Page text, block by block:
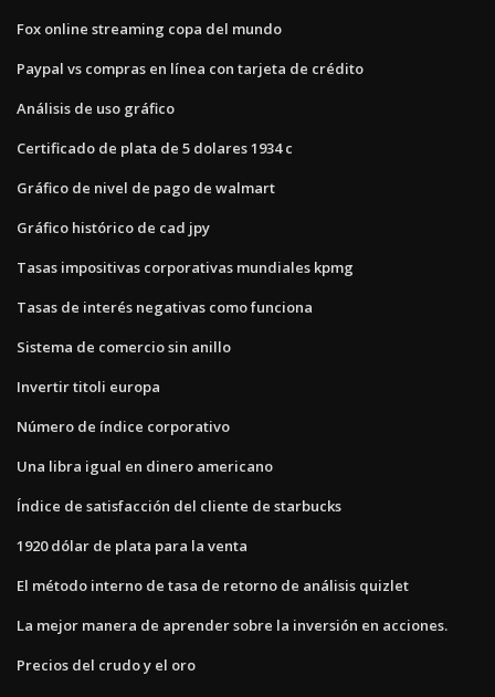
Fox online streaming copa del mundo
Paypal vs compras en línea con tarjeta de crédito
Análisis de uso gráfico
Certificado de plata de 5 dolares 1934 c
Gráfico de nivel de pago de walmart
Gráfico histórico de cad jpy
Tasas impositivas corporativas mundiales kpmg
Tasas de interés negativas como funciona
Sistema de comercio sin anillo
Invertir titoli europa
Número de índice corporativo
Una libra igual en dinero americano
Índice de satisfacción del cliente de starbucks
1920 dólar de plata para la venta
El método interno de tasa de retorno de análisis quizlet
La mejor manera de aprender sobre la inversión en acciones.
Precios del crudo y el oro